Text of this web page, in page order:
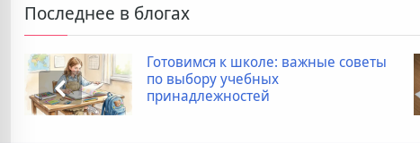
Последнее в блогах
Готовимся к школе: важные советы
по выбору учебных
принадлежностей